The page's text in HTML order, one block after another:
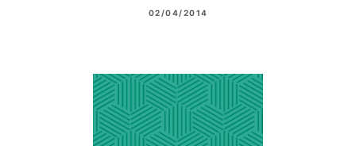
02/04/2014